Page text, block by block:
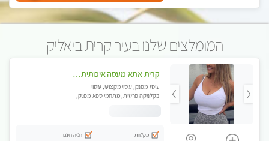
המומלצים שלנו בעיר קרית ביאליק
קרית אתא מעסה איכותית מקצועית ללא מין
עיסוי מפנק, עיסוי מקצועי, עיסוי
בקלניקה פרטית, מתחמי ספא מפנק,
מקלחת
חניה חינם